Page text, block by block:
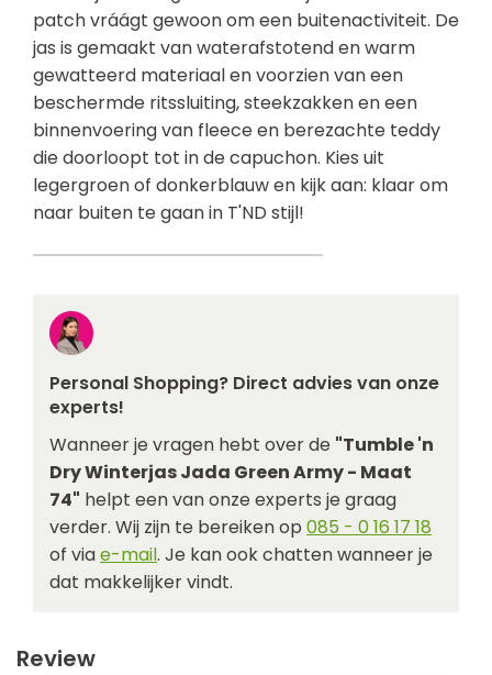
patch vráágt gewoon om een buitenactiviteit. De
jas is gemaakt van waterafstotend en warm
gewatteerd materiaal en voorzien van een
beschermde ritssluiting, steekzakken en een
binnenvoering van fleece en berezachte teddy
die doorloopt tot in de capuchon. Kies uit
legergroen of donkerblauw en kijk aan: klaar om
naar buiten te gaan in T'ND stijl!
Personal Shopping? Direct advies van onze
experts!
Wanneer je vragen hebt over de "Tumble 'n
Dry Winterjas Jada Green Army - Maat
74" helpt een van onze experts je graag
verder. Wij zijn te bereiken op 085 - 0 16 17 18
of viae-mail. Je kan ook chatten wanneer je
dat makkelijker vindt.
Review